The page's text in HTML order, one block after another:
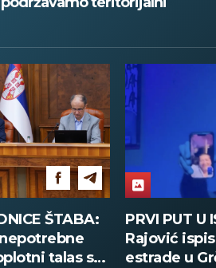
ŠTABA:
talas se
PRVI PUT U
Rajović
estrade u